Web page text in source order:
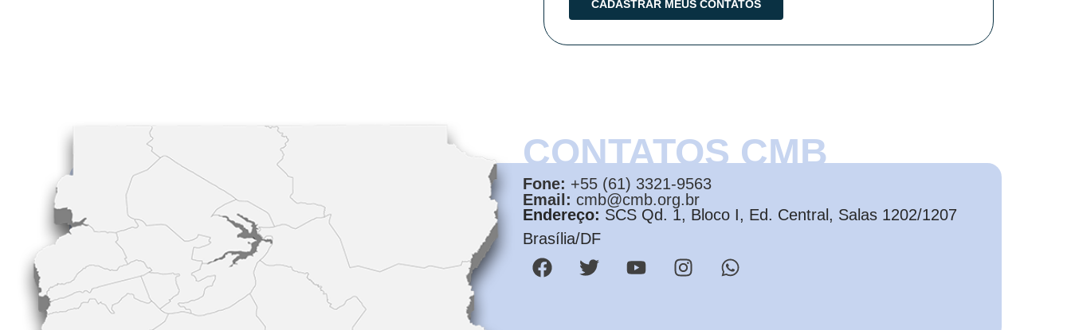
CONTATOS CMB
Fone: +55 (61) 3321-9563
Email: cmb@cmb.org.br
Endereço: SCS Qd. 1, Bloco I, Ed. Central, Salas 1202/1207
Brasília/DF